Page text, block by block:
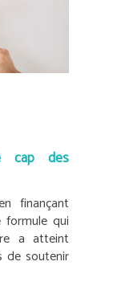
cap des
finançant
formule qui
a atteint
de soutenir